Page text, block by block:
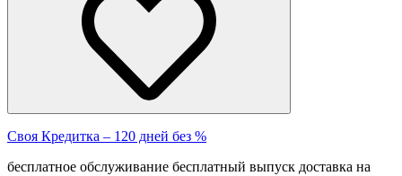
Своя Кредитка – 120 дней без %
бесплатное обслуживание бесплатный выпуск доставка на